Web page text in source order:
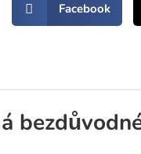
Facebook